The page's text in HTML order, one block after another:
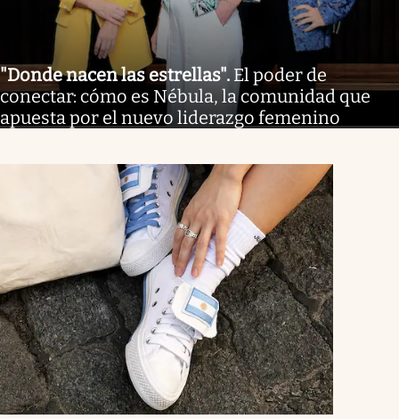
"Donde nacen las estrellas". El poder de
conectar: cómo es Nébula, la comunidad que
apuesta por el nuevo liderazgo femenino